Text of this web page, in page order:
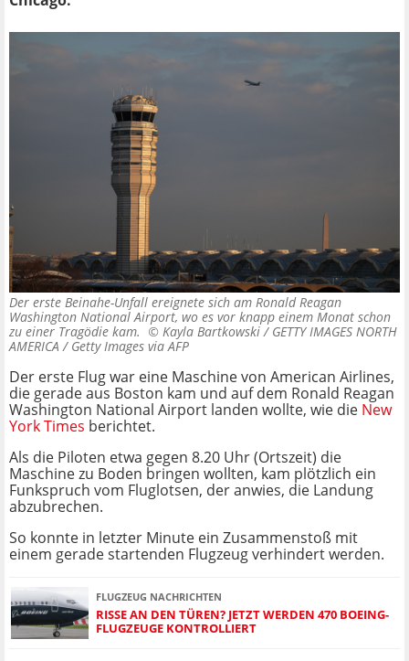
Der erste Beinahe-Unfall ereignete sich am Ronald Reagan
Washington National Airport, wo es vor knapp einem Monat schon
zu einer Tragödie kam. © Kayla Bartkowski / GETTY IMAGES NORTH
AMERICA / Getty Images via AFP
Der erste Flug war eine Maschine von American Airlines,
die gerade aus Boston kam und auf dem Ronald Reagan
Washington National Airport landen wollte, wie die New
York Times berichtet.
Als die Piloten etwa gegen 8.20 Uhr (Ortszeit) die
Maschine zu Boden bringen wollten, kam plötzlich ein
Funkspruch vom Fluglotsen, der anwies, die Landung
abzubrechen.
So konnte in letzter Minute ein Zusammenstoß mit
einem gerade startenden Flugzeug verhindert werden.
FLUGZEUG NACHRICHTEN
RISSE AN DEN TÜREN? JETZT WERDEN 470 BOEING-
FLUGZEUGE KONTROLLIERT